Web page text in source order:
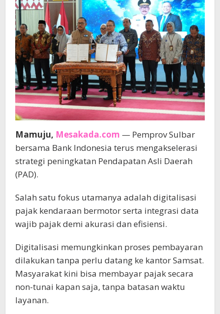
Mamuju, Mesakada.com — Pemprov Sulbar
bersama Bank Indonesia terus mengakselerasi
strategi peningkatan Pendapatan Asli Daerah
(PAD).
Salah satu fokus utamanya adalah digitalisasi
pajak kendaraan bermotor serta integrasi data
wajib pajak demi akurasi dan efisiensi.
Digitalisasi memungkinkan proses pembayaran
dilakukan tanpa perlu datang ke kantor Samsat.
Masyarakat kini bisa membayar pajak secara
non-tunai kapan saja, tanpa batasan waktu
layanan.